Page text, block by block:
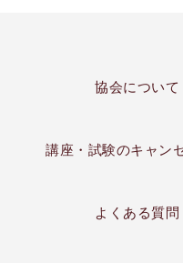
協会について
講座・試験のキャン
よくある質問